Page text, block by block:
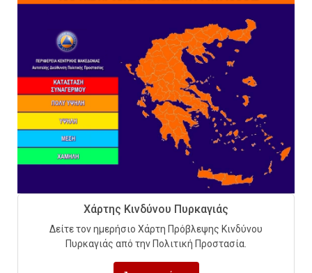
Χάρτης Κινδύνου Πυρκαγιάς
Δείτε τον ημερήσιο Χάρτη Πρόβλεψης Κινδύνου
Πυρκαγιάς από την Πολιτική Προστασία.
6
Εκπαιδεύουμε για να
εκπαιδεύσουμε ή για να
αλλάξουμε ζωές;
Sprinklers: Ο «αόρατος φύλακας
άγγελος» πάνω από το κεφάλι
μας